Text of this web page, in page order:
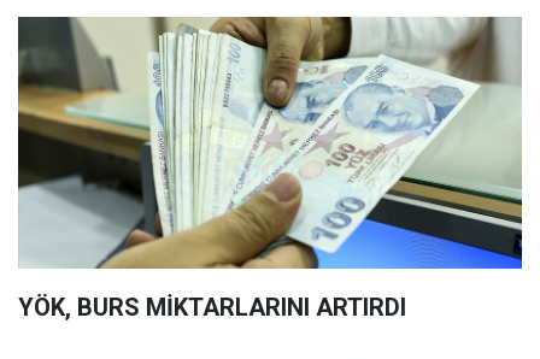
YÖK, BURS MİKTARLARINI ARTIRDI